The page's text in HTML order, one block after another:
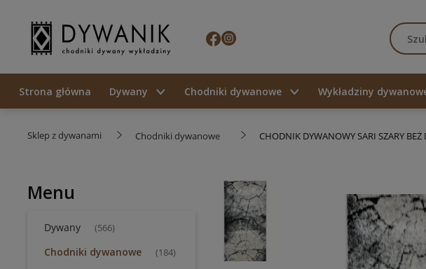
Strona główna Dywany Chodniki dywanowe Wykładziny
Sklep z dywanami Chodniki dywanowe CHODNIK DYWANOWY SARI SZARY BEŻ
Menu
Dywany (566)
Chodniki dywanowe (184)